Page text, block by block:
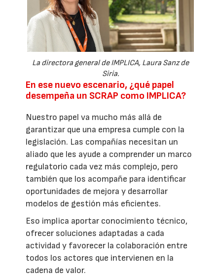
La directora general de IMPLICA, Laura Sanz de
Siria.
En ese nuevo escenario, ¿qué papel
desempeña un SCRAP como IMPLICA?
Nuestro papel va mucho más allá de
garantizar que una empresa cumple con la
legislación. Las compañías necesitan un
aliado que les ayude a comprender un marco
regulatorio cada vez más complejo, pero
también que los acompañe para identificar
oportunidades de mejora y desarrollar
modelos de gestión más eficientes.
Eso implica aportar conocimiento técnico,
ofrecer soluciones adaptadas a cada
actividad y favorecer la colaboración entre
todos los actores que intervienen en la
cadena de valor.